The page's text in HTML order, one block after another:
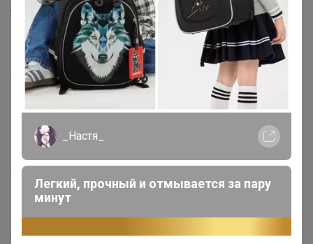
Торговые марки
Наша команда
В наличии
Подарочные сертификаты
Реклама на сайте
Поставщикам
Вакансии
support@24-ok.ru
Написать в поддержку
Защита покупателя
_Настя_
Легкий, прочный и отмывается за пару
минут